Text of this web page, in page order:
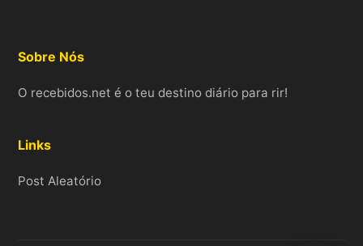
Sobre Nós
O recebidos.net é o teu destino diário para rir!
Links
Post Aleatório